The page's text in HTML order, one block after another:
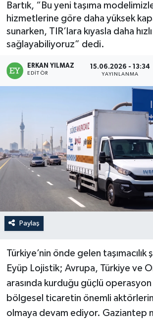
Bartık, “Bu yeni taşıma
hizmetlerine göre daha yüksek
sunarken, TIR’lara kıyasla daha
sağlayabiliyoruz” dedi.
ERKAN YILMAZ
EDITÖR
15.06.2026 - 13:34
YAYINLANMA
Paylaş
Türkiye’nin önde gelen
Eyüp Lojistik; Avrupa, Türkiye ve
arasında kurduğu güçlü operasyon
bölgesel ticaretin önemli
olmaya devam ediyor. Gaziantep